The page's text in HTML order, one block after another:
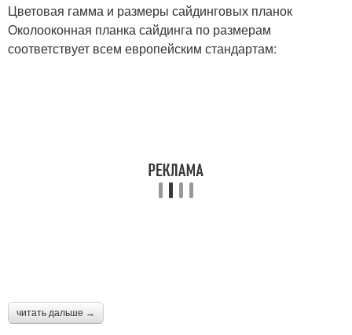
Цветовая гамма и размеры сайдинговых планок
Околооконная планка сайдинга по размерам
соответствует всем европейским стандартам:
читать дальше →